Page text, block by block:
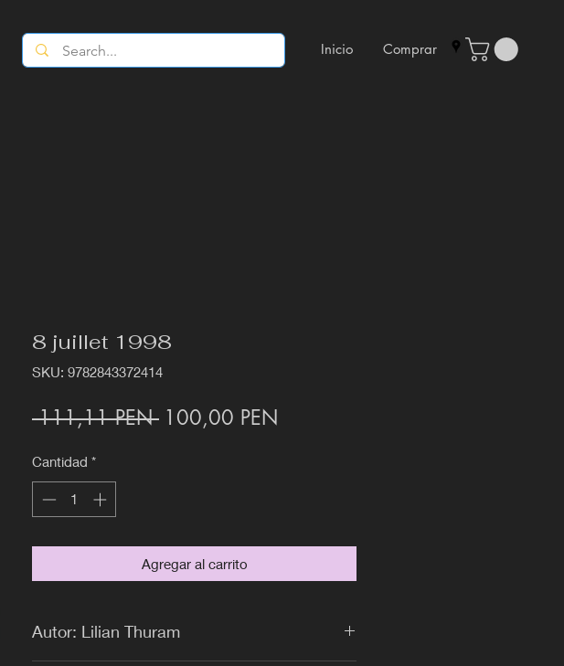
Comprar
Inicio
8 juillet 1998
SKU: 9782843372414
111,11 PEN Precio
100,00 PEN
Cantidad *
Agregar al carrito
Autor: Lilian Thuram